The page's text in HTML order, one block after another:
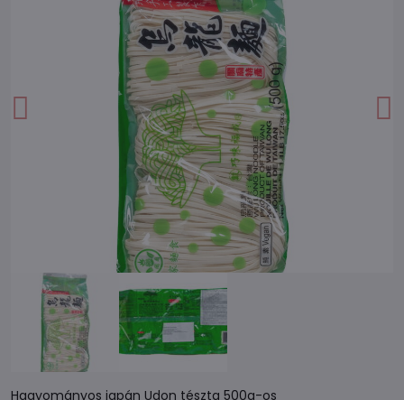
Hagyományos japán Udon tészta 500g-os